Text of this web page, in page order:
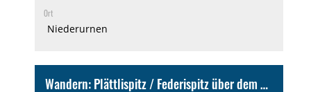
Ort
Niederurnen
Wandern: Plättlispitz / Federispitz über dem Walensee mit Peter